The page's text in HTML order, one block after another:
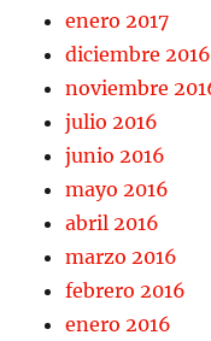
enero 2017
diciembre 2016
noviembre
julio 2016
junio 2016
mayo 2016
abril 2016
marzo 2016
febrero 2016
enero 2016